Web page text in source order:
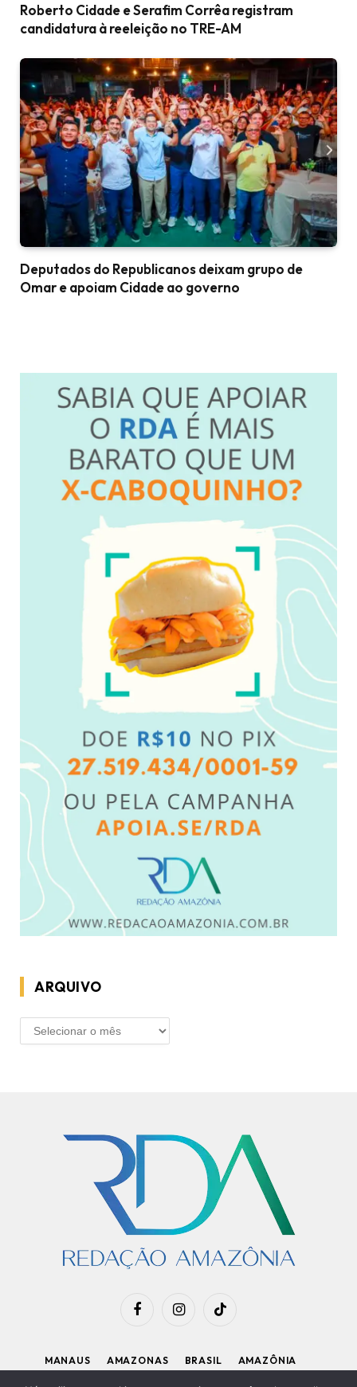
Roberto Cidade e Serafim Corrêa registram
candidatura à reeleição no TRE-AM
Deputados do Republicanos deixam grupo de
Omar e apoiam Cidade ao governo
ARQUIVO
ARQUIVO
FacebookInstagramTikTok
MANAUS AMAZONAS BRASIL
AMAZÔNIA
APOIE O RDA